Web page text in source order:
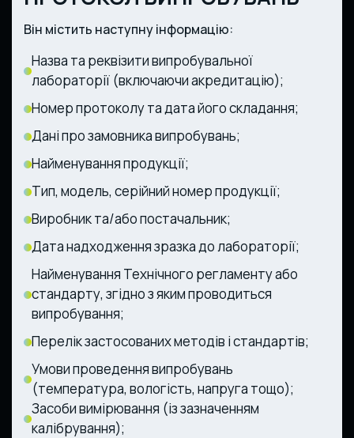
Він містить наступну інформацію:
Назва та реквізити випробувальної
лабораторії (включаючи акредитацію);
Номер протоколу та дата його складання;
Дані про замовника випробувань;
Найменування продукції;
Тип, модель, серійний номер продукції;
Виробник та/або постачальник;
Дата надходження зразка до лабораторії;
Найменування Технічного регламенту або
стандарту, згідно з яким проводиться
випробування;
Перелік застосованих методів і стандартів;
Умови проведення випробувань
(температура, вологість, напруга тощо);
Засоби вимірювання (із зазначенням
калібрування);